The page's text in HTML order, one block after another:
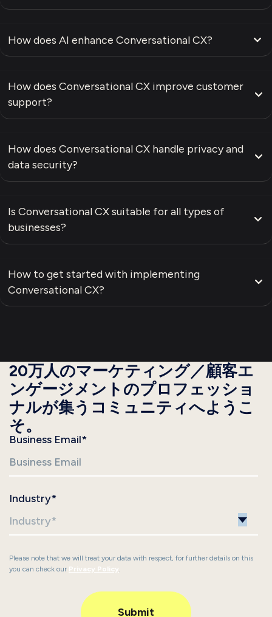
How does AI enhance Conversational CX?
How does Conversational CX improve customer
support?
How does Conversational CX handle privacy and
data security?
Is Conversational CX suitable for all types of
businesses?
How to get started with implementing
Conversational CX?
20万人のマーケティング／顧客エ
ンゲージメントのプロフェッショ
ナルが集うコミュニティへようこ
そ。
Business Email*
Industry*
Please note that we will treat your data with respect, for further details on this
you can check our Privacy Policy